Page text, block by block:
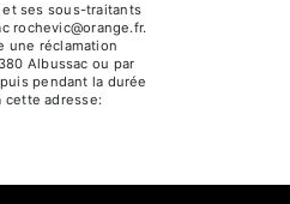
ses sous-traitants
rochevic@orange.fr.
une réclamation
Albussac ou par
pendant la durée
cette adresse: